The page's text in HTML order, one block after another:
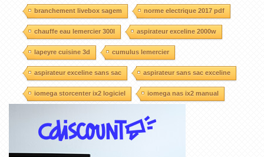
branchement livebox sagem norme electrique 2017 pdf
chauffe eau lemercier 300l aspirateur exceline 2000w
lapeyre cuisine 3d cumulus lemercier
aspirateur exceline sans sac aspirateur sans sac exceline
iomega storcenter ix2 logiciel iomega nas ix2 manual